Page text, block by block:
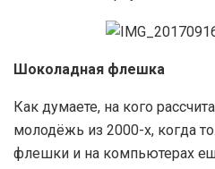
Шоколадная флешка
Как думаете, на кого
молодёжь из 2000-х, когда
флешки и на компьютерах